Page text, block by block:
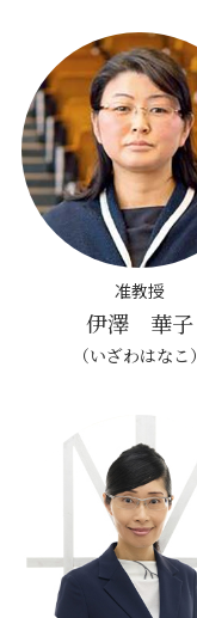
准教授
伊澤 華子
（いざわはなこ）